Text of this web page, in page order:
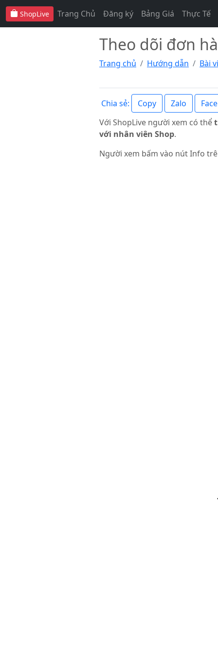
ShopLive Trang Chủ Đăng ký Bảng Giá Thực Tế
Theo dõi đơn
Trang chủ Hướng dẫn Bài
Chia sẻ: Copy Zalo
Với ShopLive người xem có thể
với nhân viên Shop.
Người xem bấm vào nút Info